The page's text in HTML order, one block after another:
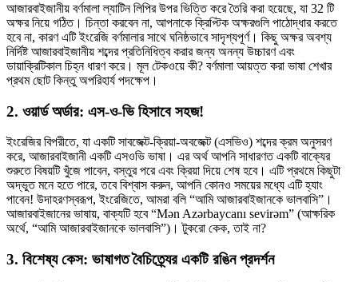
আজারবাইজানীয় বর্ণমালা ল্যাটিন লিপির উপর ভিত্তি করে তৈরি করা হয়েছে, যা 32 টি
অক্ষর নিয়ে গঠিত। চিন্তা করবেন না, আপনাকে ক্রিপ্টিক অক্ষরগুলি পাঠোদ্ধার করতে
হবে না, কারণ এটি ইংরেজি বর্ণমালার সাথে ঘনিষ্ঠভাবে সাদৃশ্যপূর্ণ। কিছু অক্ষর অবশ্য
নির্দিষ্ট আজারবাইজানীয় শব্দের প্রতিনিধিত্ব করার জন্য অনন্য উচ্চারণ এবং
ডায়াক্রিটিকাল চিহ্ন ধারণ করে। মূল টেকওয়ে কী? বর্ণমালা আয়ত্ত করা ভাষা শেখার
প্রথম ছোট কিন্তু অপরিহার্য পদক্ষেপ।
2. ওয়ার্ড অর্ডার: এস-ও-ভি হিসাবে সহজ!
ইংরেজির বিপরীতে, যা একটি সাবজেক্ট-ক্রিয়া-অবজেক্ট (এসভিও) শব্দের ক্রম অনুসরণ
করে, আজারবাইজানী একটি এসওভি ভাষা। এর অর্থ আপনি সাধারণত একটি বাক্যের
শুরুতে বিষয়টি খুঁজে পাবেন, বস্তুর পরে এবং ক্রিয়া দিয়ে শেষ হবে। এটি প্রথমে কিছুটা
অদ্ভুত মনে হতে পারে, তবে বিশ্বাস করুন, আপনি কোনও সময়ের মধ্যে এটি হ্যাং
পাবেন! উদাহরণস্বরূপ, ইংরেজিতে, আমরা বলি “আমি আজারবাইজানকে ভালবাসি”।
আজারবাইজানের ভাষায়, বাক্যটি হবে “Mən Azərbaycanı sevirəm” (আক্ষরিক
অর্থে, “আমি আজারবাইজানকে ভালবাসি”)। টুকরো কেক, তাই না?
3. বিশেষ্য কেস: ভাষাগত বৈচিত্র্যের একটি রঙিন প্রদর্শন